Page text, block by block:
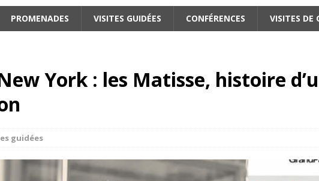
PROMENADES VISITES GUIDÉES CONFÉRENCES VISITES DE
York : les Matisse, histoire
guidées